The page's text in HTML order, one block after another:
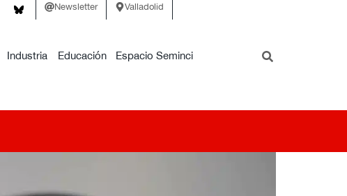
Newsletter Valladolid
Industria Educación Espacio Seminci